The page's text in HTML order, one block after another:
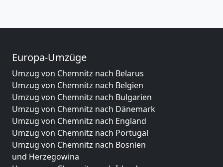
Europa-Umzüge
Umzug von Chemnitz nach Belarus
Umzug von Chemnitz nach Belgien
Umzug von Chemnitz nach Bulgarien
Umzug von Chemnitz nach Dänemark
Umzug von Chemnitz nach England
Umzug von Chemnitz nach Portugal
Umzug von Chemnitz nach Bosnien
und Herzegowina